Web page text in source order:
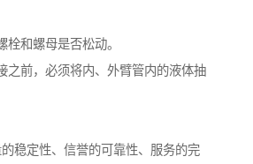
栓和螺母是否松动。
之前，必须将内、外臂管内的液体抽
稳定性、信誉的可靠性、服务的完